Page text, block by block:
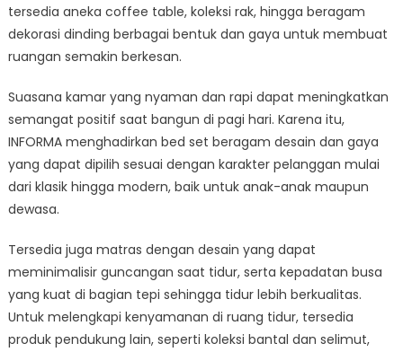
tersedia aneka coffee table, koleksi rak, hingga beragam
dekorasi dinding berbagai bentuk dan gaya untuk membuat
ruangan semakin berkesan.
Suasana kamar yang nyaman dan rapi dapat meningkatkan
semangat positif saat bangun di pagi hari. Karena itu,
INFORMA menghadirkan bed set beragam desain dan gaya
yang dapat dipilih sesuai dengan karakter pelanggan mulai
dari klasik hingga modern, baik untuk anak-anak maupun
dewasa.
Tersedia juga matras dengan desain yang dapat
meminimalisir guncangan saat tidur, serta kepadatan busa
yang kuat di bagian tepi sehingga tidur lebih berkualitas.
Untuk melengkapi kenyamanan di ruang tidur, tersedia
produk pendukung lain, seperti koleksi bantal dan selimut,